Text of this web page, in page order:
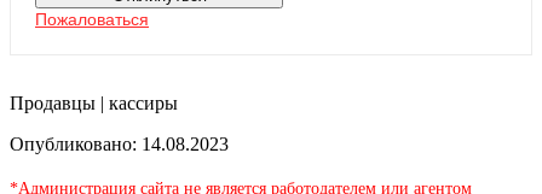
Пожаловаться
Продавцы | кассиры
Опубликовано: 14.08.2023
*Администрация сайта не является работодателем или агентом